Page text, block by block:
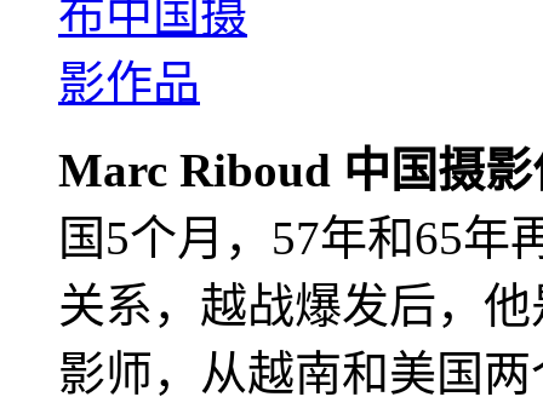
Marc Riboud 中国摄
国5个月，57年和65年
关系，越战爆发后，
影师，从越南和美国